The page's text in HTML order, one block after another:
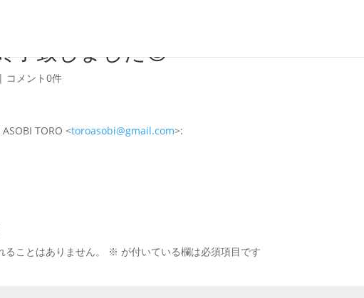
了致しました😊
| コメント0件
TORO <toroasobi@gmail.com>:
ことはありません。 ※ が付いている欄は必須項目です